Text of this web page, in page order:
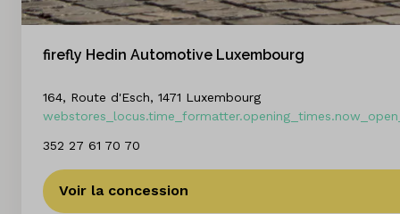
firefly Hedin Automotive Luxembourg
164, Route d'Esch, 1471 Luxembourg
352 27 61 70 70
Voir la concession